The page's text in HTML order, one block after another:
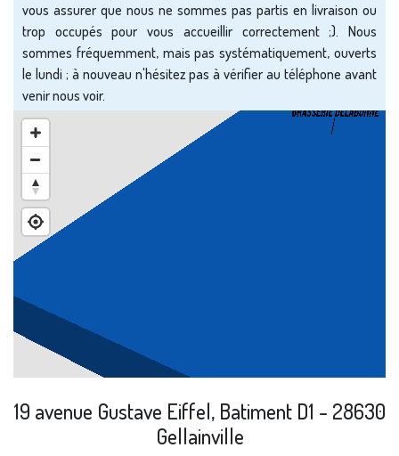
vous assurer que nous ne sommes pas partis en livraison ou
trop occupés pour vous accueillir correctement ;). Nous
sommes fréquemment, mais pas systématiquement, ouverts
le lundi ; à nouveau n'hésitez pas à vérifier au téléphone avant
venir nous voir.
19 avenue Gustave Eiffel, Batiment D1 - 28630
Gellainville